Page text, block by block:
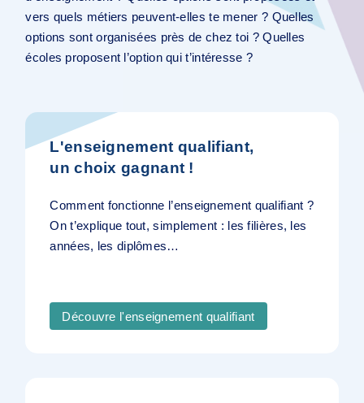
vers quels métiers peuvent-elles te mener ? Quelles
options sont organisées près de chez toi ? Quelles
écoles proposent l’option qui t’intéresse ?
L'enseignement qualifiant,
un choix gagnant !
Comment fonctionne l’enseignement qualifiant ?
On t’explique tout, simplement : les filières, les
années, les diplômes…
Découvre l'enseignement qualifiant